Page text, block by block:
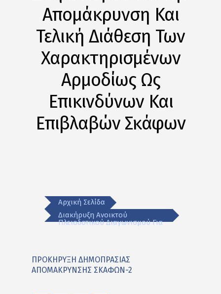
Απομάκρυνση Και
Τελική Διάθεση Των
Χαρακτηρισμένων
Αρμοδίως Ως
Επικινδύνων Και
Επιβλαβών Σκάφωv
Αρχική Σελίδα
Διακήρυξη Ανοικτού
Πλειοδοτικού Διαγωνισμού Για
ΠΡΟΚΗΡΥΞΗ ΔΗΜΟΠΡΑΣΙΑΣ
ΑΠΟΜΑΚΡΥΝΣΗΣ ΣΚΑΦΩΝ-2